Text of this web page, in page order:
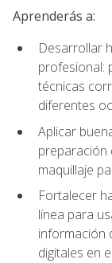
Aprenderás a:
Desarrollar
profesional:
técnicas
diferentes
Aplicar
preparación
maquillaje
Fortalecer
línea para
información
digitales en